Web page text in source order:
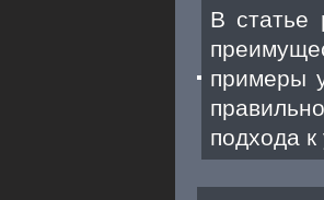
В статье
примеры
подхода